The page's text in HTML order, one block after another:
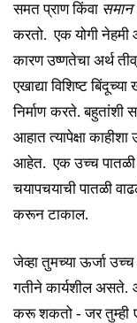
समत प्राण किंवा समान
करतो. एक योगी नेहमी
कारण उष्णतेचा अर्थ
एखाद्या विशिष्ट
निर्माण करते. बहुतांशी
आहातत्यापेक्षा काहीशा
आहेत. एकउच्च पातळी
चयापचयाची पातळी
करूनटाकाल.
जेव्हातुमच्याऊर्जाउच्च
गतीनेकार्यशील असते.
करू शकतो - जरतुम्ही